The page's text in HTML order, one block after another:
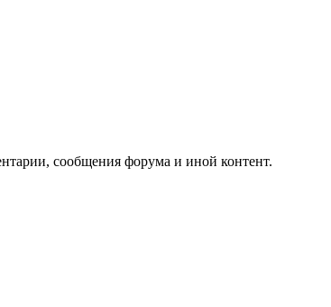
сообщения форума и иной контент.